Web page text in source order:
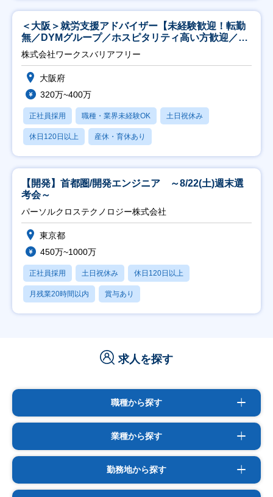
＜大阪＞就労支援アドバイザー【未経験歓迎！転勤
無／DYMグループ／ホスピタリティ高い方歓迎／土
日祝】
株式会社ワークスバリアフリー
大阪府
320万~400万
正社員採用 職種・業界未経験OK 土日祝休み
休日120日以上 産休・育休あり
【開発】首都圏/開発エンジニア ～8/22(土)週末選
考会～
パーソルクロステクノロジー株式会社
東京都
450万~1000万
正社員採用 土日祝休み 休日120日以上
月残業20時間以内 賞与あり
求人を探す
職種から探す
業種から探す
勤務地から探す